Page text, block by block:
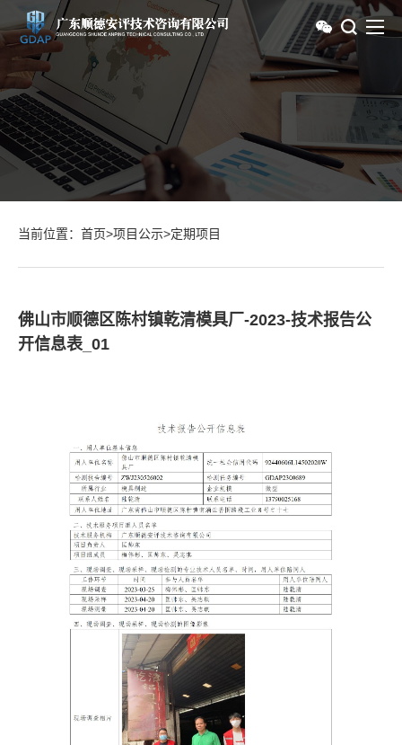
当前位置： 首页>项目公示>定期项目
佛山市顺德区陈村镇乾清模具厂-2023-技术报告公
开信息表_01